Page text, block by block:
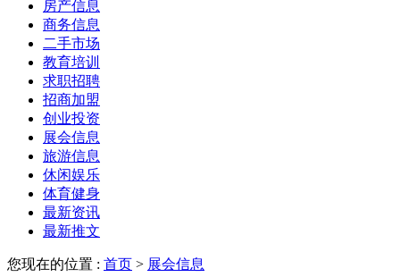
房产信息
商务信息
二手市场
教育培训
求职招聘
招商加盟
创业投资
展会信息
旅游信息
休闲娱乐
体育健身
最新资讯
最新推文
您现在的位置 : 首页 > 展会信息